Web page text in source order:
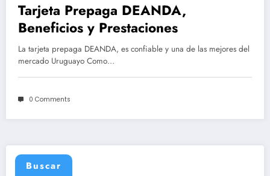
Tarjeta Prepaga DEANDA,
Beneficios y Prestaciones
La tarjeta prepaga DEANDA, es confiable y una de las mejores del
mercado Uruguayo Como…
0 Comments
Buscar